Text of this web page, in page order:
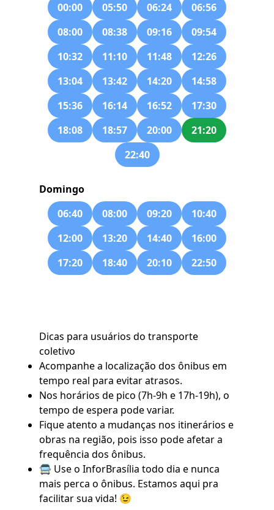
00:00
05:50 06:24
06:56
08:00
08:38 09:16
09:54
10:32
11:10 11:48
12:26
13:04
13:42 14:20
14:58
15:36
16:14 16:52
17:30
18:08
18:57 20:00
21:20
22:40
Domingo
06:40
08:00 09:20
10:40
12:00
13:20 14:40
16:00
17:20
18:40 20:10 22:50
Dicas para usuários do transporte
coletivo
Acompanhe a localização dos ônibus em
tempo real para evitar atrasos.
Nos horários de pico (7h-9h e 17h-19h), o
tempo de espera pode variar.
Fique atento a mudanças nos itinerários e
obras na região, pois isso pode afetar a
frequência dos ônibus.
🚍 Use o InforBrasília todo dia e nunca
mais perca o ônibus. Estamos aqui pra
facilitar sua vida! 😉